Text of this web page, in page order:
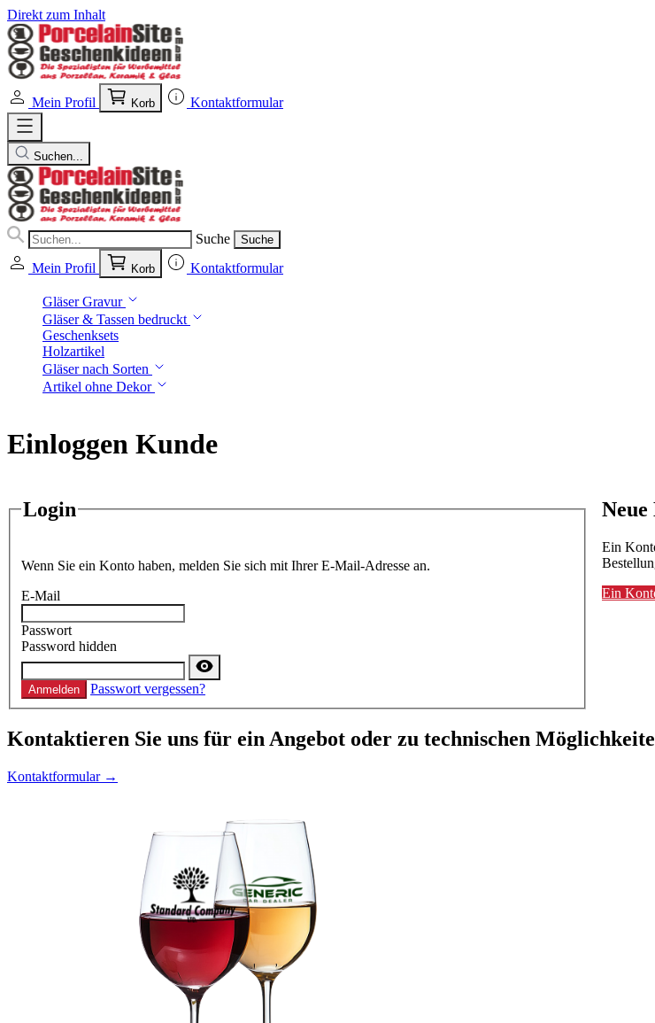
Direkt zum Inhalt
Mein Profil Korb Kontaktformular
Suchen...
Suche Suche
Mein Profil Korb Kontaktformular
Gläser Gravur
Gläser & Tassen bedruckt
Geschenksets
Holzartikel
Gläser nach Sorten
Artikel ohne Dekor
Einloggen Kunde
Login
Wenn Sie ein Konto haben, melden Sie sich mit Ihrer E-Mail-Adresse an.
E-Mail
Passwort
Password hidden
Anmelden Passwort vergessen?
Neue
Ein
Ein
Kontaktieren Sie uns für ein Angebot oder zu technischen
Kontaktformular →